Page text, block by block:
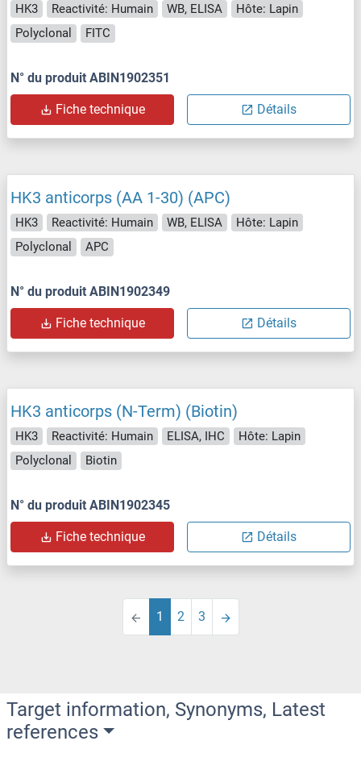
HK3 Reactivité: Humain WB, ELISA
Hôte: Lapin
Polyclonal
FITC
N° du produit ABIN1902351
Fiche technique Détails
HK3 anticorps (AA 1-30) (APC)
HK3 Reactivité: Humain WB, ELISA
Hôte: Lapin
Polyclonal
APC
N° du produit ABIN1902349
Fiche technique Détails
HK3 anticorps (N-Term) (Biotin)
HK3 Reactivité: Humain ELISA, IHC
Hôte: Lapin
Polyclonal
Biotin
N° du produit ABIN1902345
Fiche technique Détails
1 2 3
Target information, Synonyms, Latest
references